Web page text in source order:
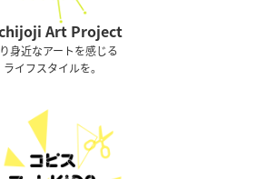
Art Project
身近なアートを感じる
ライフスタイルを。